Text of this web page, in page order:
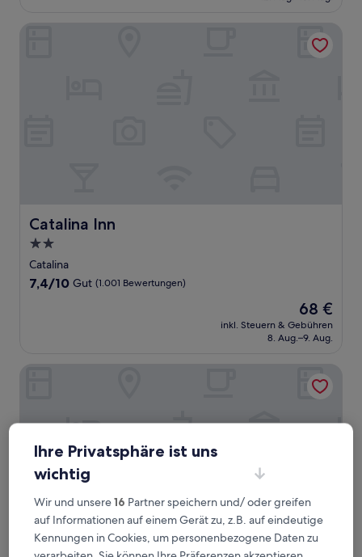
Catalina Inn
Catalina Inn
2.0-
Sterne-
Unterkunft
Catalina
7.4
7,4/10 Gut (1.001 Bewertungen)
Der
Preis
beträgt
68 €
inkl. Steuern & Gebühren
8. Aug.–9. Aug.
Ihre Privatsphäre ist uns
wichtig
Wir und unsere16 Partner speichern und/ oder greifen
auf Informationen auf einem Gerät zu, z.B. auf eindeutige
Kennungen in Cookies, um personenbezogene Daten zu